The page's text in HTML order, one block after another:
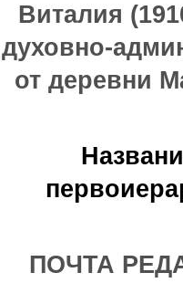
Виталия
духовно-
от деревни
ПОЧТА